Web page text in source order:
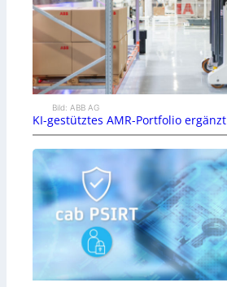
Bild: ABB AG
KI-gestütztes AMR-Portfolio ergänzt